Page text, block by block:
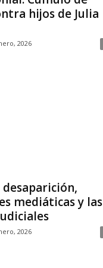
hijos de Julia
2026
desaparición,
mediáticas y las
2026